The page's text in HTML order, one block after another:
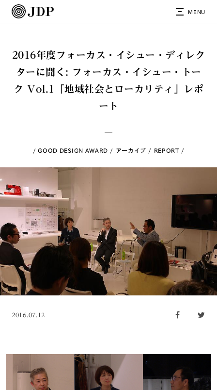
MENU
2016年度フォーカス・イシュー・ディレク
ターに聞く: フォーカス・イシュー・トー
ク Vol.1「地域社会とローカリティ」レポ
ート
GOOD DESIGN AWARD アーカイブ REPORT
2016.07.12